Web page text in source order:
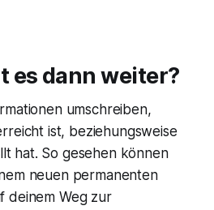
es dann weiter?
umschreiben,
ist, beziehungsweise
hat. So gesehen können
neuen permanenten
deinem Weg zur